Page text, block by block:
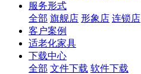
服务形式
全部 旗舰店 形象店 连锁店
客户案例
适老化家具
下载中心
全部 文件下载 软件下载